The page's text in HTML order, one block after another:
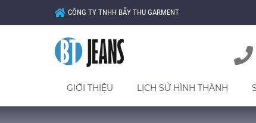
CÔNG TY TNHH BẢY THU GARMENT
GIỚI THIỆU LỊCH SỬ HÌNH THÀNH